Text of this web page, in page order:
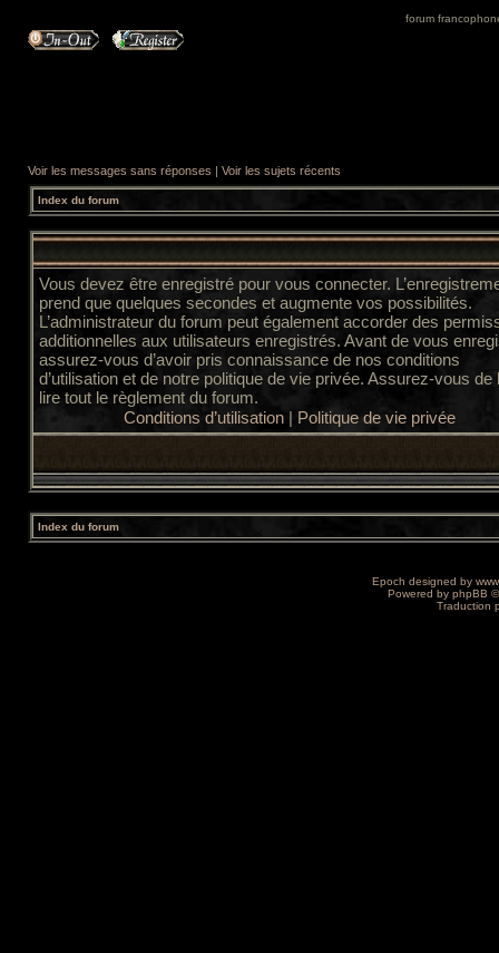
forum
Voir les messages sans réponses | Voir les sujets récents
Index du forum
Vous devez être enregistré pour vous connecter.
prend que quelques secondes et augmente vos possibilités.
L’administrateur du forum peut également accorder des
additionnelles aux utilisateurs enregistrés. Avant de vous
assurez-vous d’avoir pris connaissance de nos conditions
d’utilisation et de notre politique de vie privée. Assurez-vous de
lire tout le règlement du forum.
Conditions d’utilisation| Politique de vie privée
Index du forum
Epoch designed by
Powered by phpBB
Traduction